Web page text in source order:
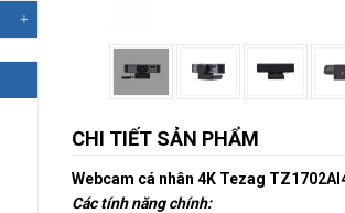
CHI TIẾT SẢN PHẨM
Webcam cá nhân 4K Tezag
Các tính năng chính: